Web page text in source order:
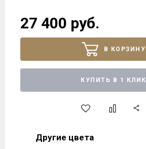
27 400 руб.
В КОРЗИНУ
КУПИТЬ В 1 КЛИК
Другие цвета